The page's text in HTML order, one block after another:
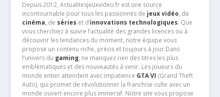
Depuis 2012, Actualitesjeuxvideo.fr est une source
incontournable pour tous les passionnés de jeux vidéo, de
cinéma,de séries et d’innovations technologiques. Que
vous cherchiez à suivre l’actualité des grandes licences ou à
découvrir les tendances du moment, notre équipe vous
propose un contenu riche, précis et toujours à jour.Dans
l’univers du gaming, ne manquez rien des titres les plus
emblématiques et des nouveautés à venir. Les joueurs du
monde entier attendent avec impatience GTA VI (Grand Theft
Auto), qui promet de révolutionner la franchise culte avec un
monde ouvert encore plus immersif. Notre site vous propose